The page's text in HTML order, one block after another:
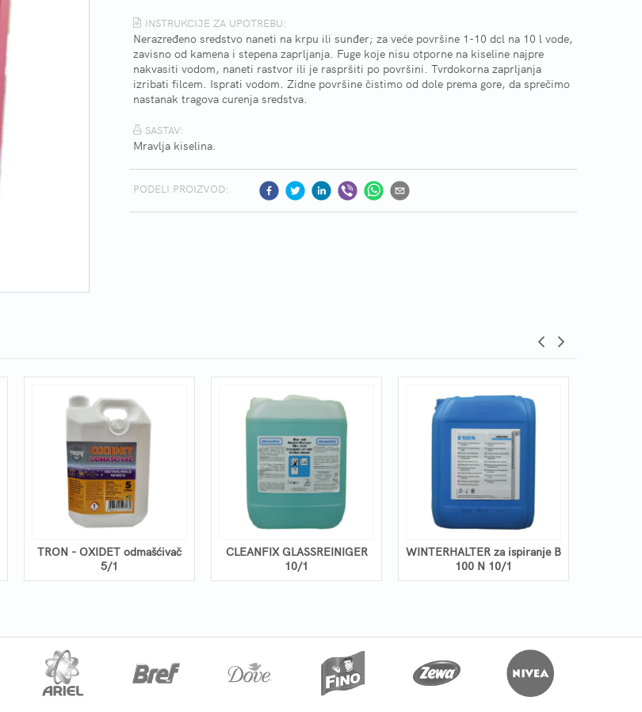
INSTRUKCIJE ZA UPOTREBU:
Nerazređeno sredstvo naneti na krpu ili sunđer; za veće površine 1-10 dcl na 10 l vode,
zavisno od kamena i stepena zaprljanja. Fuge koje nisu otporne na kiseline najpre
nakvasiti vodom, naneti rastvor ili je raspršiti po površini. Tvrdokorna zaprljanja
izribati filcem. Isprati vodom. Zidne površine čistimo od dole prema gore, da sprečimo
nastanak tragova curenja sredstva.
SASTAV:
Mravlja kiselina.
PODELI PROIZVOD:
TRON - OXIDET odmašćivač
5/1
CLEANFIX GLASSREINIGER
10/1
WINTERHALTER za ispiranje B
100 N 10/1